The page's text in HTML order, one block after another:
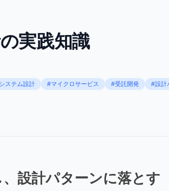
実践知識
ステム設計 #マイクロサービス #受託開発 #設計
設計パターンに落とす